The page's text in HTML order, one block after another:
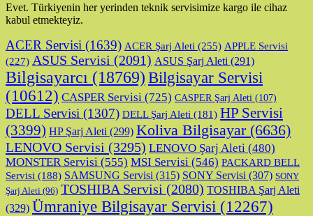
Evet. Türkiyenin her yerinden teknik servisimize kargo ile cihaz
kabul etmekteyiz.
ACER Servisi (1639) ACER Şarj Aleti (255) APPLE Servisi
(227) ASUS Servisi (2091) ASUS Şarj Aleti (291)
Bilgisayarcı (18769) Bilgisayar Servisi
(10612) CASPER Servisi (725) CASPER Şarj Aleti (107)
DELL Servisi (1307) DELL Şarj Aleti (181) HP Servisi
(3399) HP Şarj Aleti (299) Koliva Bilgisayar(6636)
LENOVO Servisi (3295) LENOVO Şarj Aleti (480)
MONSTER Servisi (555) MSI Servisi (546) PACKARD BELL
Servisi (188) SAMSUNG Servisi (315) SONY Servisi (307) SONY
Şarj Aleti (96) TOSHIBA Servisi (2080) TOSHIBA Şarj Aleti
(329) Ümraniye Bilgisayar Servisi (12267)